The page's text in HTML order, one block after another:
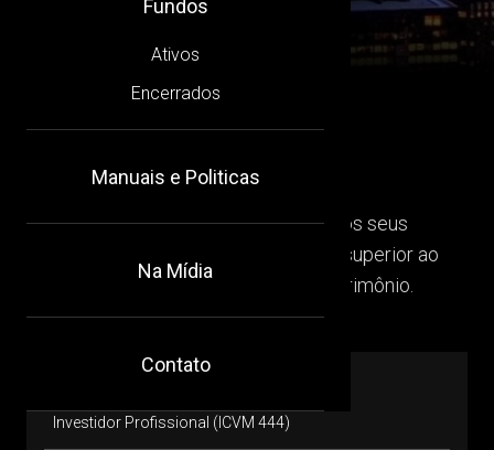
Fundos
Ativos
Encerrados
Manuais e Politicas
Na Mídia
Contato
Objetivo do Fundo
O objetivo do Fundo é proporcionar aos seus
Cotistas a valorização de suas Cotas superior ao
CDI por meio da aplicação de seu Patrimônio.
Investidor Profissional (ICVM 444)